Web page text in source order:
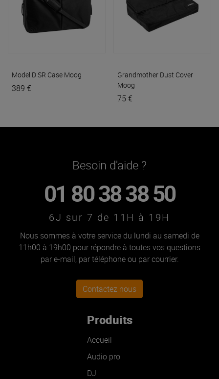
Model D SR Case Moog
389 €
Grandmother Dust Cover
Moog
75 €
Besoin d'aide ?
01 80 38 38 50
6J sur 7 de 11H à 19H
Nous sommes à votre service du lundi au samedi de
11h00 à 19h00 pour répondre à toutes vos questions
par e-mail, par téléphone ou par courrier.
Contactez nous
Produits
Accueil
Audio pro
DJ